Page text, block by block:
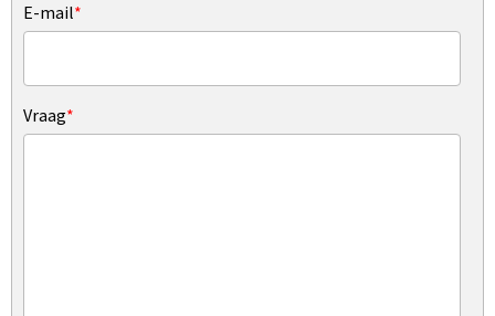
E-mail*
Vraag*